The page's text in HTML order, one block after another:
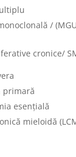
/
cronice/
primară
esențială
mieloidă